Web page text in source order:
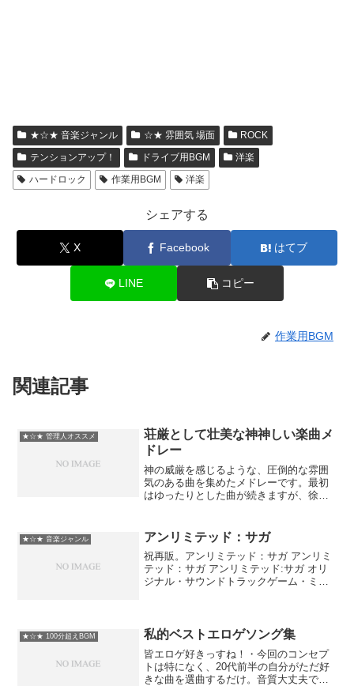
★☆★ 音楽ジャンル ☆★ 雰囲気 場面
ROCK
テンションアップ！
ドライブ用BGM
洋楽
ハードロック
作業用BGM 洋楽
シェアする
X Facebook はてブ
LINE コピー
作業用BGM
関連記事
★☆★ 管理人オススメ
荘厳として壮美な神神しい楽曲メ
ドレー
神の威厳を感じるような、圧倒的な雰囲
気のある曲を集めたメドレーです。最初
はゆったりとした曲が続きますが、徐々
の物語風に仕上げてあります。脳内補完
しつつお楽しみください。...
★☆★ 音楽ジャンル アンリミテッド：サガ
祝再販。アンリミテッド：サガ アンリミ
テッド：サガ アンリミテッド:サガ オリ
ジナル・サウンドトラックゲーム・ミュ
★☆★ 100分超えBGM 私的ベストエロゲソング集
皆エロゲ好きっすね！・今回のコンセプ
トは特になく、20代前半の自分がただ好
きな曲を選曲するだけ。音質大丈夫です